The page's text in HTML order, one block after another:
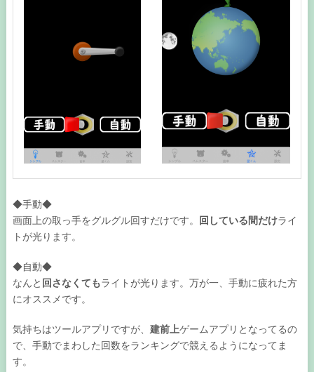
◆手動◆
画面上の取っ手をグルグル回すだけです。
回している間だけライ
トが光ります。
◆自動◆
なんと 回さなくてもライトが光ります。万が一、手動に疲れた方
にオススメです。
気持ちはツールアプリですが、 建前上ゲームアプリとなってるの
で、手動でまわした回数をランキングで競えるようになってま
す。